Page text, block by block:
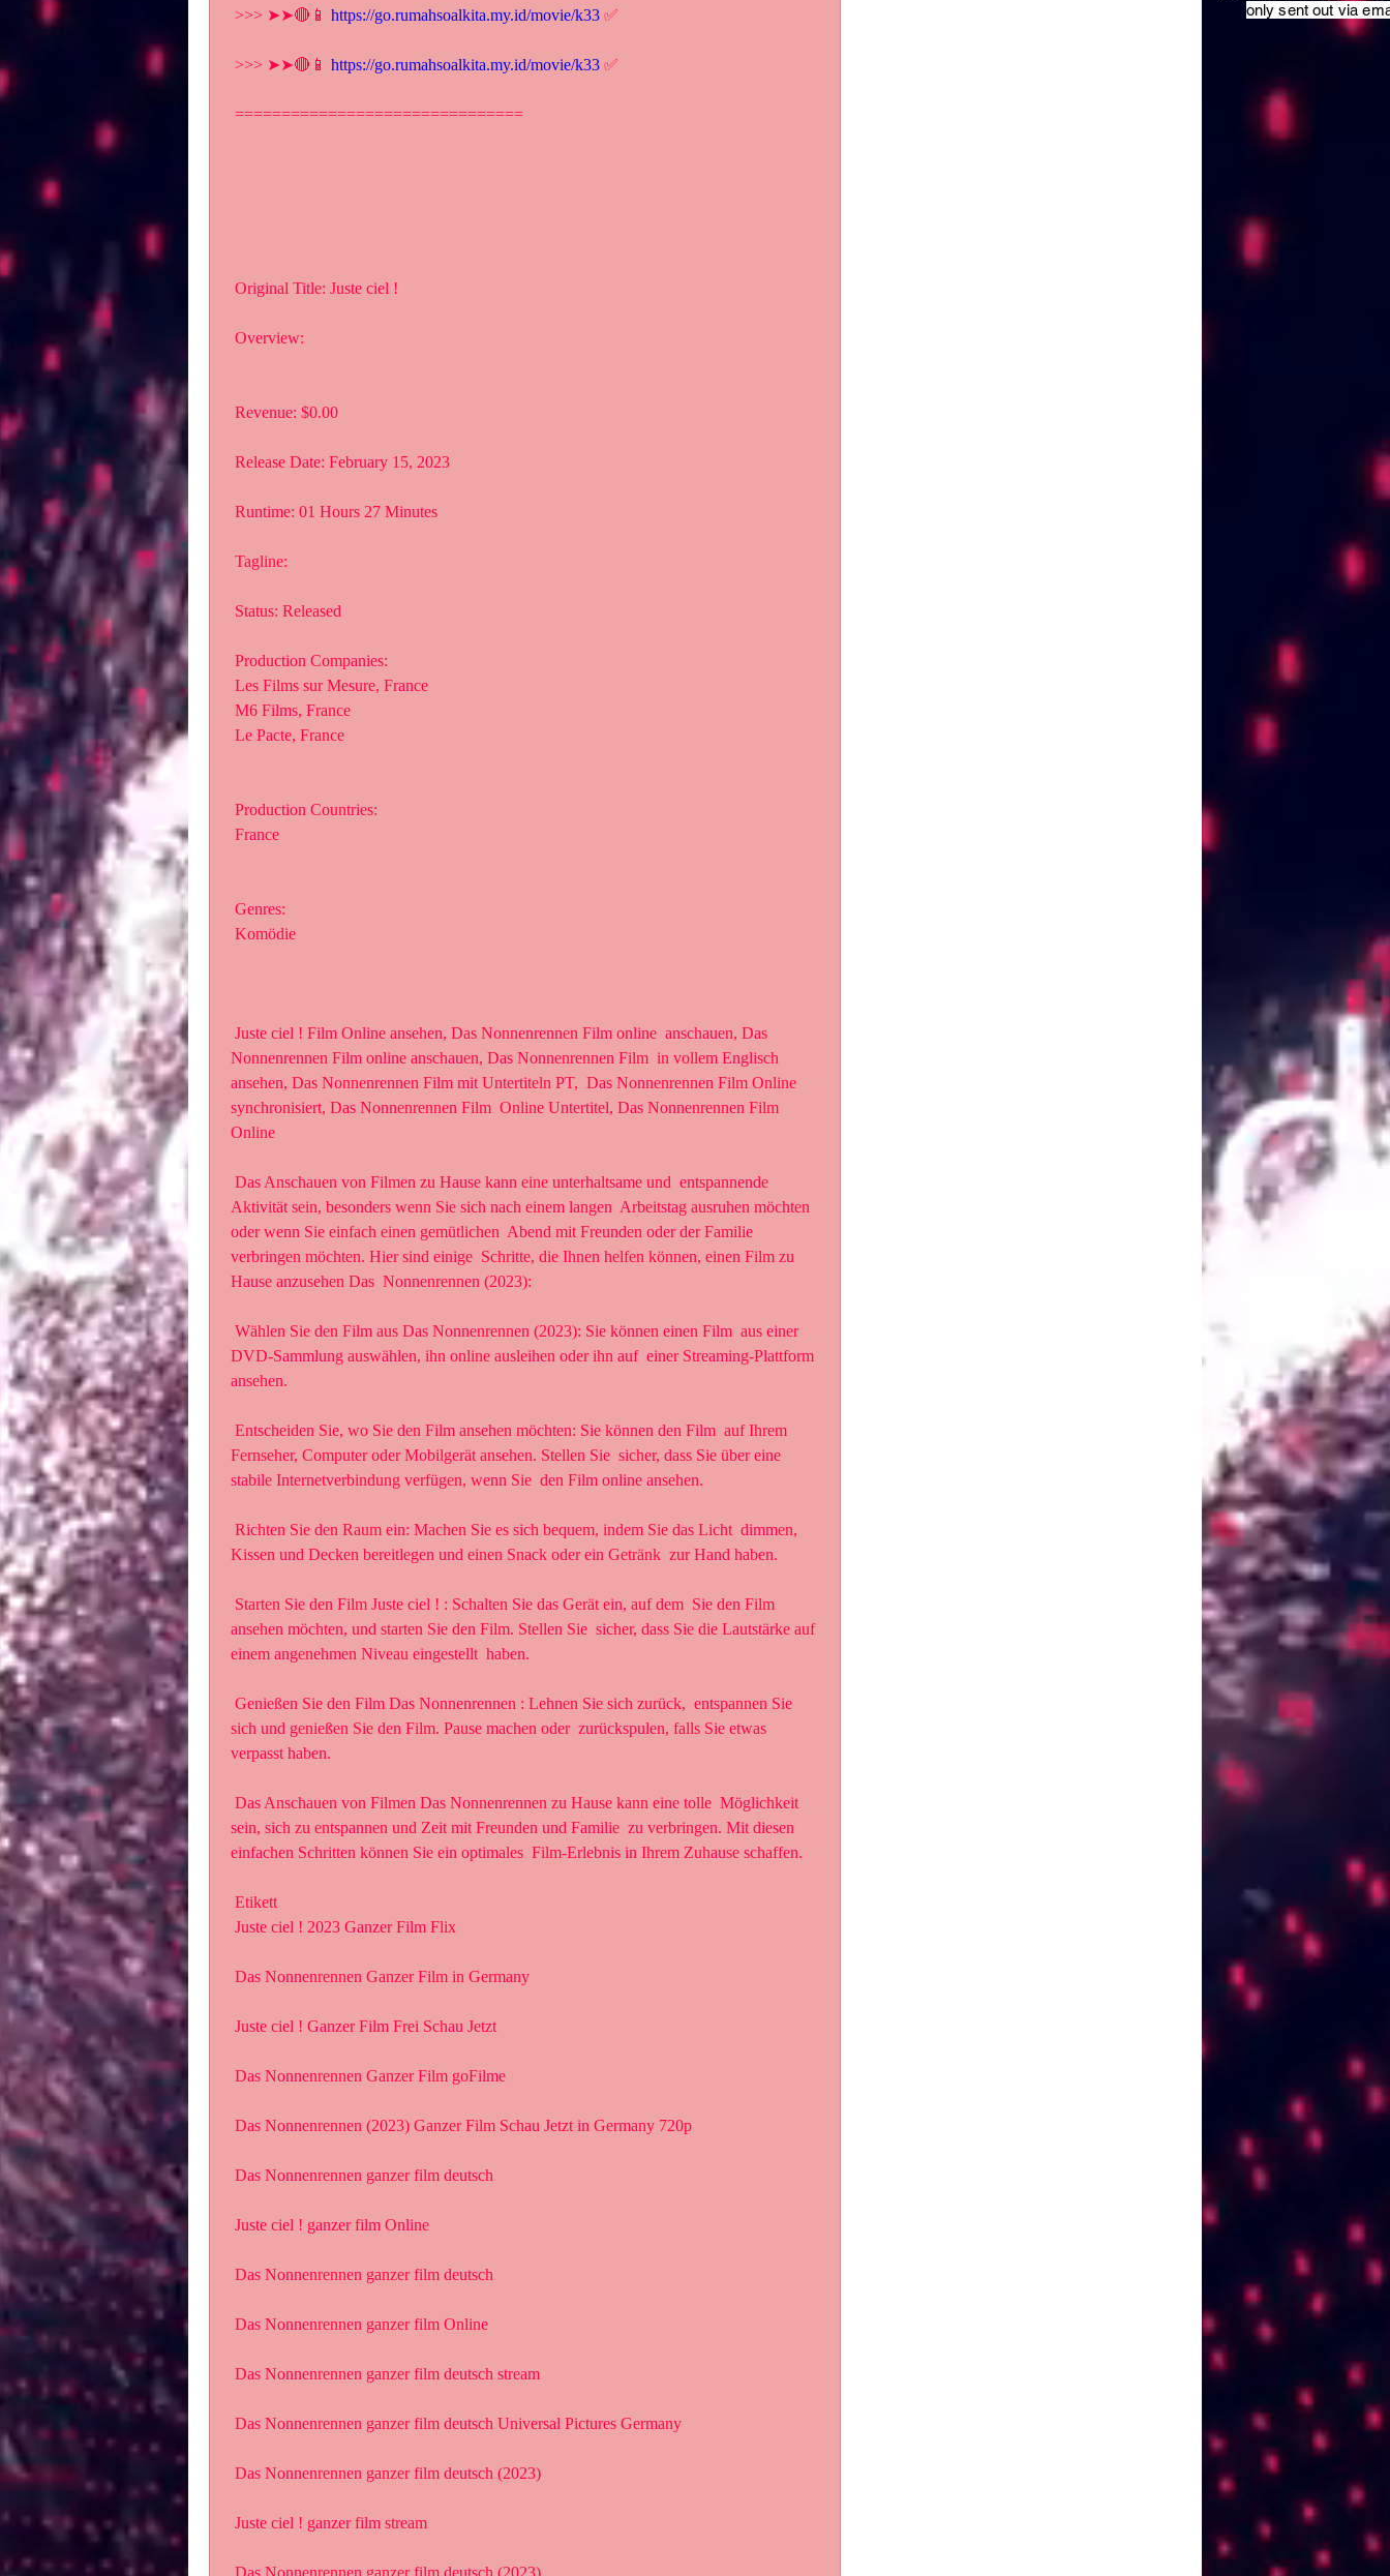
>>> ➤➤🔴📱 https://go.rumahsoalkita.my.id/movie/k33 ✅
>>> ➤➤🔴📱 https://go.rumahsoalkita.my.id/movie/k33 ✅
===============================
Original Title: Juste ciel !
Overview:
Revenue: $0.00
Release Date: February 15, 2023
Runtime: 01 Hours 27 Minutes
Tagline:
Status: Released
Production Companies:
Les Films sur Mesure, France
M6 Films, France
Le Pacte, France
Production Countries:
France
Genres:
Komödie
Nonnenrennen Film online anschauen, Das Nonnenrennen Film  in vollem Englisch
ansehen, Das Nonnenrennen Film mit Untertiteln PT,  Das Nonnenrennen Film Online
synchronisiert, Das Nonnenrennen Film  Online Untertitel, Das Nonnenrennen Film
Online
Aktivität sein, besonders wenn Sie sich nach einem langen  Arbeitstag ausruhen möchten
oder wenn Sie einfach einen gemütlichen  Abend mit Freunden oder der Familie
verbringen möchten. Hier sind einige  Schritte, die Ihnen helfen können, einen Film zu
Hause anzusehen Das  Nonnenrennen (2023):
DVD-Sammlung auswählen, ihn online ausleihen oder ihn auf  einer Streaming-Plattform
ansehen.
Fernseher, Computer oder Mobilgerät ansehen. Stellen Sie  sicher, dass Sie über eine
stabile Internetverbindung verfügen, wenn Sie  den Film online ansehen.
Kissen und Decken bereitlegen und einen Snack oder ein Getränk  zur Hand haben.
ansehen möchten, und starten Sie den Film. Stellen Sie  sicher, dass Sie die Lautstärke auf
einem angenehmen Niveau eingestellt  haben.
sich und genießen Sie den Film. Pause machen oder  zurückspulen, falls Sie etwas
verpasst haben.
sein, sich zu entspannen und Zeit mit Freunden und Familie  zu verbringen. Mit diesen
einfachen Schritten können Sie ein optimales  Film-Erlebnis in Ihrem Zuhause schaffen.
Etikett
Juste ciel ! 2023 Ganzer Film Flix
Das Nonnenrennen Ganzer Film in Germany
Juste ciel ! Ganzer Film Frei Schau Jetzt
Das Nonnenrennen Ganzer Film goFilme
Das Nonnenrennen (2023) Ganzer Film Schau Jetzt in Germany 720p
Das Nonnenrennen ganzer film deutsch
Juste ciel ! ganzer film Online
Das Nonnenrennen ganzer film deutsch
Das Nonnenrennen ganzer film Online
Das Nonnenrennen ganzer film deutsch stream
Das Nonnenrennen ganzer film deutsch Universal Pictures Germany
Das Nonnenrennen ganzer film deutsch (2023)
Juste ciel ! ganzer film stream
Das Nonnenrennen ganzer film deutsch (2023)
only sent out via